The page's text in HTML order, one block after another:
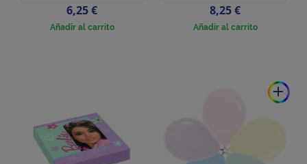
Precio
6,25 €
Añadir al carrito
Precio
8,25 €
Añadir al carrito
add